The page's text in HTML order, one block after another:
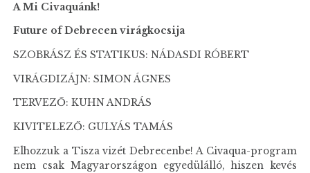
A Mi Civaquánk!
Future of Debrecen virágkocsija
SZOBRÁSZ ÉS STATIKUS: NÁDASDI RÓBERT
VIRÁGDIZÁJN: SIMON ÁGNES
TERVEZŐ: KUHN ANDRÁS
KIVITELEZŐ: GULYÁS TAMÁS
Elhozzuk a Tisza vizét Debrecenbe! A Civaqua-program
nem csak Magyarországon egyedülálló, hiszen kevés